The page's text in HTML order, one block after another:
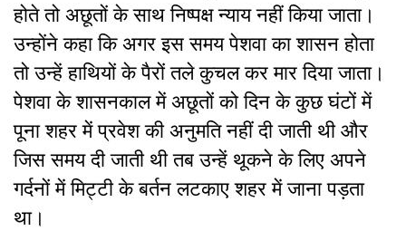
होते तो अछूतों के साथ निष्पक्ष न्याय नहीं किया जाता।
उन्होंने कहा कि अगर इस समय पेशवा का शासन होता
तो उन्हें हाथियों के पैरों तले कुचल कर मार दिया जाता।
पेशवा के शासनकाल में अछूतों को दिन के कुछ घंटों में
पूना शहर में प्रवेश की अनुमति नहीं दी जाती थी और
जिस समय दी जाती थी तब उन्हें थूकने के लिए अपने
गर्दनों में मिट्टी के बर्तन लटकाए शहर में जाना पड़ता
था।